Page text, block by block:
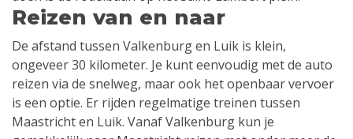
Reizen van en naar
De afstand tussen Valkenburg en Luik is klein,
ongeveer 30 kilometer. Je kunt eenvoudig met de auto
reizen via de snelweg, maar ook het openbaar vervoer
is een optie. Er rijden regelmatige treinen tussen
Maastricht en Luik. Vanaf Valkenburg kun je